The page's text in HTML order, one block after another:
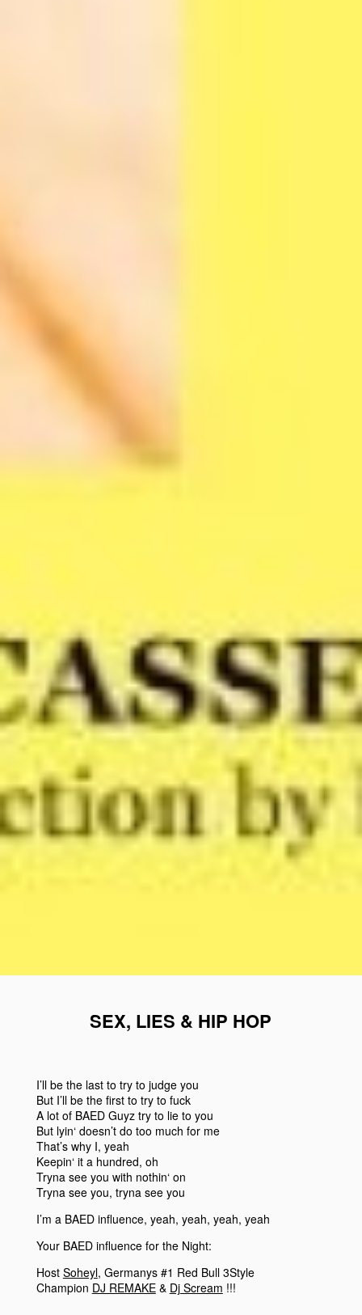
SEX, LIES & HIP HOP
I’ll be the last to try to judge you
But I’ll be the first to try to fuck
A lot of BAED Guyz try to lie to you
But lyin‘ doesn’t do too much for me
That’s why I, yeah
Keepin‘ it a hundred, oh
Tryna see you with nothin‘ on
Tryna see you, tryna see you
I’m a BAED influence, yeah, yeah, yeah, yeah
Your BAED influence for the Night:
Host Soheyl, Germanys #1 Red Bull 3Style
Champion DJ REMAKE& Dj Scream !!!